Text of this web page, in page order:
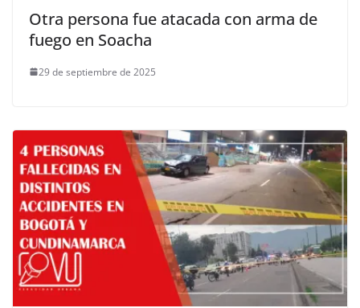
Otra persona fue atacada con arma de
fuego en Soacha
29 de septiembre de 2025